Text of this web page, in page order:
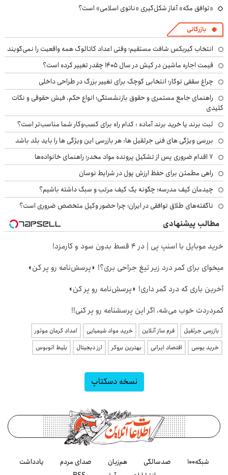
«توافق مکه» آغاز شکل‌گیری «ناتوی اسلامی» است؟
بازرگانی
انتخاب گیربکس شافت مستقیم؛ وقتی اعداد کاتالوگ همه واقعیت را نمی‌گویند
قیمت اجاره ماشین در کیش در سال ۱۴۰۵ چقدر تغییر کرده است؟
چراغ سقفی توکار؛ انتخابی کوچک برای تغییر بزرگ در طراحی داخلی
راهنمای جامع مستمری و حقوق بازنشستگی؛ انواع حکم، فیش حقوقی و نکات
کلیدی
ثبت برند یا خرید برند آماده : کدام راه برای کسب‌وکار شما مناسب‌تر است؟
بررسی ویژگی های فنی جرثقیل ها: هر بازرسی این ویژگی ها را باید بلد باشد
۷ اقدام ضروری پس از تشکیل پرونده مواد مخدر؛ راهنمای خانواده‌ها
راهی مطمئن برای حفظ ارزش پول در شرایط نوسان
چیدمان کیف مدرسه؛ چگونه یک کیف مرتب و سبک داشته باشیم؟
ناگفته‌های طلاق توافقی در ایران؛ چرا حضور وکیل متخصص ضروری است؟
مطالب پیشنهادی
خرید موبایل با اسنپ پی | در ۴ قسط بدون سود و کارمزد!
میخوای برای کمر درد زیر تیغ جراحی بری؟! ◗پرسش‌نامه رو پر کن◖
آخرین باری که درد کمر داری! ◗پرسش‌نامه رو پر کن◖
کمردردت خوب می‌شه، اگر این پرسشنامه رو پر کنی!!
بازرسی جرثقیل فرم ساز آنلاین خرید مواد شیمیایی
امداد کرمان موتور
خرید یوسی
اقتصاد ایرانی بهترین بروکر ارز دیجیتال بلیط اتوبوس
نسخه دسکتاپ
شبکه۱۰۰ صدسالگی هم‌زبان صدای مردم
یادداشت